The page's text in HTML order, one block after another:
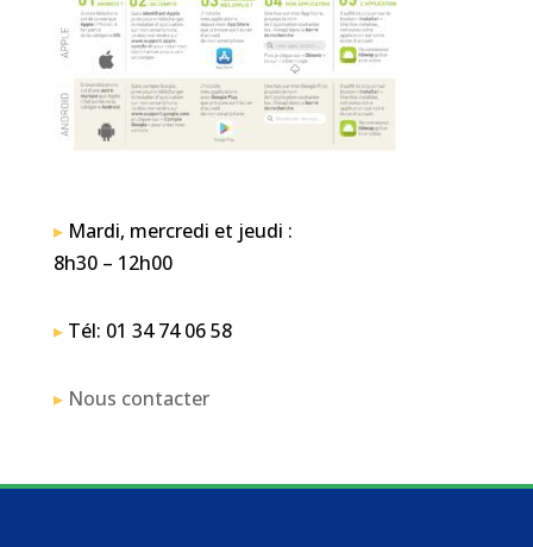
▸Mardi, mercredi et jeudi :
8h30 – 12h00
▸Tél: 01 34 74 06 58
▸ Nous contacter